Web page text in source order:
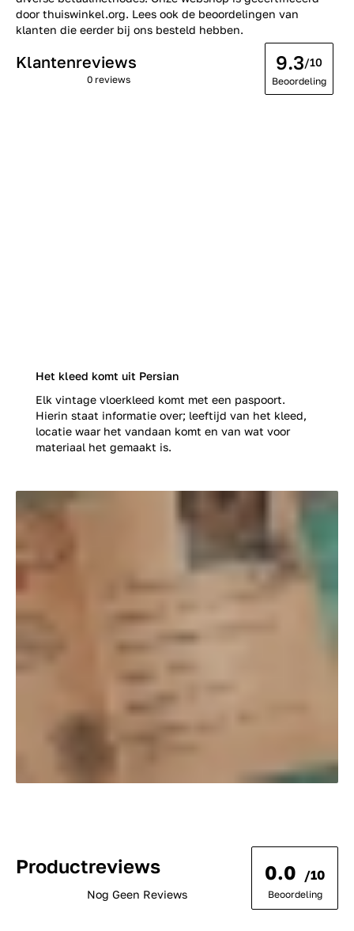
door thuiswinkel.org. Lees ook de beoordelingen van
klanten die eerder bij ons besteld hebben.
Het kleed komt uit Persian
Elk vintage vloerkleed komt met een paspoort.
Hierin staat informatie over; leeftijd van het kleed,
locatie waar het vandaan komt en van wat voor
materiaal het gemaakt is.
Klantenreviews
0 reviews
9.3/10
Beoordeling
Productreviews
Nog Geen Reviews
0.0 /10
Beoordeling